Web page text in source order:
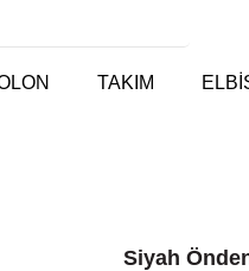
TAKIM
Siyah